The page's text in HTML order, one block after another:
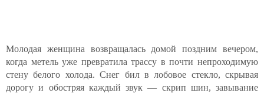
Молодая женщина возвращалась домой поздним вечером,
когда метель уже превратила трассу в почти непроходимую
стену белого холода. Снег бил в лобовое стекло, скрывая
дорогу и обостряя каждый звук — скрип шин, завывание